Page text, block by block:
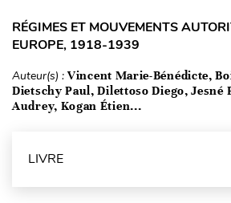
RÉGIMES ET MOUVEMENTS
EUROPE, 1918-1939
Auteur(s) : Vincent Marie-Bénédicte,
Dietschy Paul, Dilettoso Diego, Jesné
Audrey, Kogan Étien...
LIVRE